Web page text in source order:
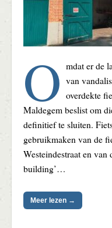
O mdat er de
van
overdekte
Maldegem beslist om
definitief te sluiten.
gebruikmaken van de
Westeindestraat en van
building’…
Meer lezen →